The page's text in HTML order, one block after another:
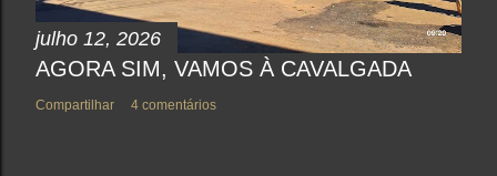
julho 12, 2026
AGORA SIM, VAMOS À CAVALGADA
Compartilhar 4 comentários